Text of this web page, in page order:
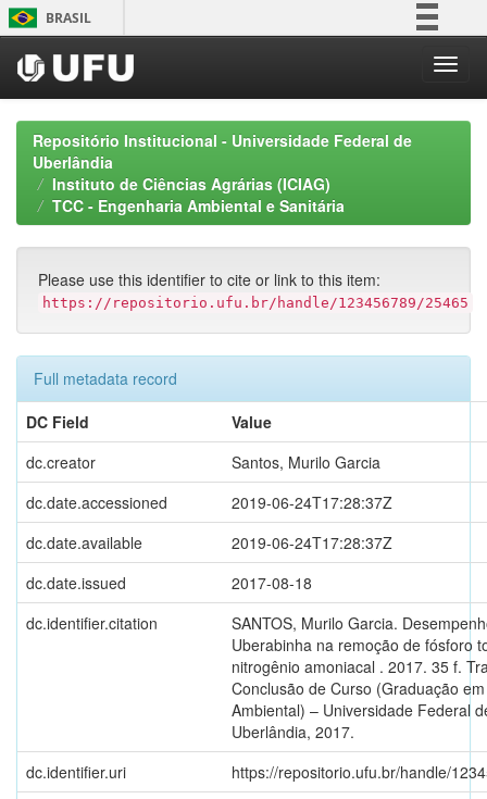
Skip
navigation
BRASIL
Participe
Acesso à informação
Legislação
Canais
Repositório Institucional - Universidade Federal de
Uberlândia
Instituto de Ciências Agrárias (ICIAG)
TCC - Engenharia Ambiental e Sanitária
Please use this identifier to cite or link to this item:
https://repositorio.ufu.br/handle/123456789/25465
Full metadata record
DC Field
Value
dc.creator
Santos, Murilo Garcia
dc.date.accessioned
2019-06-24T17:28:37Z
dc.date.available
2019-06-24T17:28:37Z
dc.date.issued
2017-08-18
dc.identifier.citation
SANTOS, Murilo Garcia.
Uberabinha na remoção de fósforo
nitrogênio amoniacal . 2017. 35 f.
Conclusão de Curso (Graduação
Ambiental) – Universidade Federal
Uberlândia, 2017.
dc.identifier.uri
https://repositorio.ufu.br/handle/